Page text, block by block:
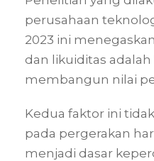
perusahaan
2023 ini
dan likuiditas
membangun nilai
Kedua faktor ini
pada pergerakan
menjadi dasar